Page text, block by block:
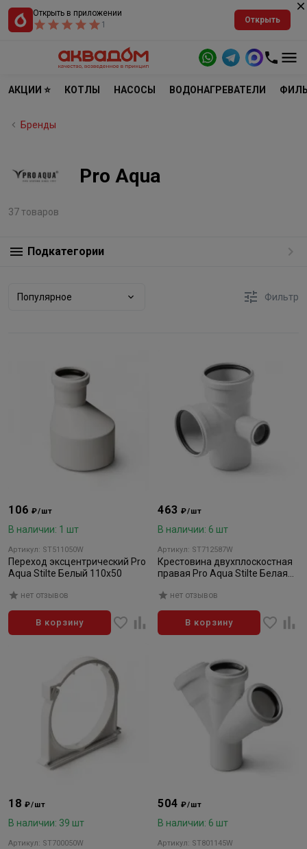
Открыть в приложении
1
Открыть
АКЦИИ ⭐ КОТЛЫ НАСОСЫ ВОДОНАГРЕВАТЕЛИ
Бренды
Pro Aqua
37 товаров
Подкатегории
Популярное Фильтр
106₽/шт
В наличии: 1 шт
Артикул: ST511050W
Переход эксцентрический Pro
Aqua Stilte Белый 110х50
нет отзывов
В корзину
463₽/шт
В наличии: 6 шт
Артикул: ST712587W
Крестовина двухплоскостная
правая Pro Aqua Stilte Белая
нет отзывов
В корзину
18₽/шт
В наличии: 39 шт
Артикул: ST700050W
504₽/шт
В наличии: 6 шт
Артикул: ST801145W